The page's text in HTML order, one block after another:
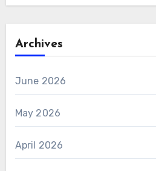
Archives
June 2026
May 2026
April 2026